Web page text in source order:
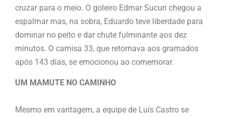
cruzar para o meio. O goleiro Edmar Sucuri chegou a
espalmar mas, na sobra, Eduardo teve liberdade para
dominar no peito e dar chute fulminante aos dez
minutos. O camisa 33, que retornava aos gramados
após 143 dias, se emocionou ao comemorar.
UM MAMUTE NO CAMINHO
Mesmo em vantagem, a equipe de Luís Castro se